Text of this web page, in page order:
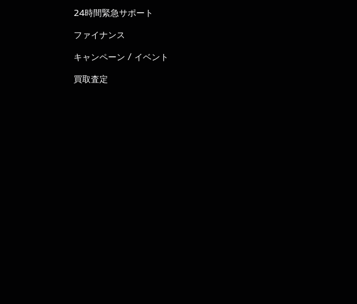
24時間緊急サポート
ファイナンス
キャンペーン / イベント
買取査定